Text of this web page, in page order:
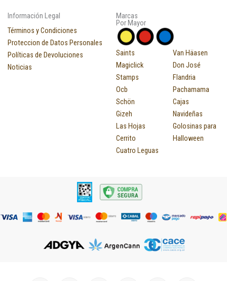
Información Legal
Términos y Condiciones
Proteccion de Datos Personales
Políticas de Devoluciones
Noticias
Marcas
Por Mayor
Saints
Magiclick
Stamps
Ocb
Schön
Gizeh
Las Hojas
Cerrito
Cuatro Leguas
Van Häasen
Don José
Flandria
Pachamama
Cajas
Navideñas
Golosinas para
Halloween